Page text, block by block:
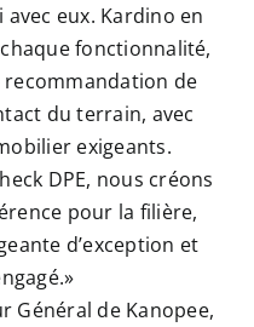
eux. Kardino en
fonctionnalité,
de
du terrain, avec
exigeants.
DPE, nous créons
pour la filière,
d’exception et
Général de Kanopee,